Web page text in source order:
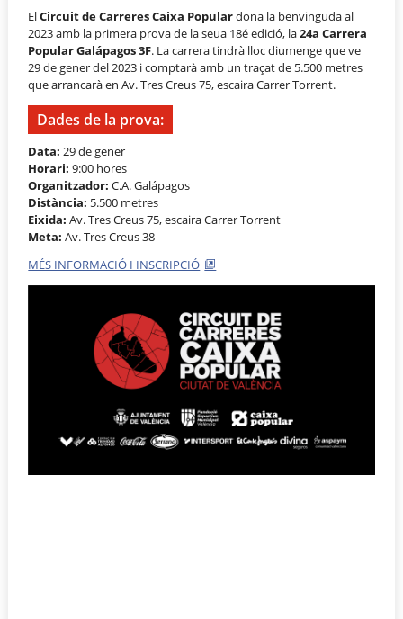
ElCircuit de Carreres Caixa Populardona la benvinguda al
2023 amb la primera prova de la seua 18é edició, la24a Carrera
Popular Galápagos 3F. La carrera tindrà lloc diumenge que ve
29 de gener del 2023 i comptarà amb un traçat de 5.500 metres
que arrancarà en Av. Tres Creus 75, escaira Carrer Torrent.
Dades de la prova:
Data: 29 de gener
Horari: 9:00 hores
Organitzador: C.A. Galápagos
Distància: 5.500 metres
Eixida: Av. Tres Creus 75, escaira Carrer Torrent
Meta: Av. Tres Creus 38
MÉS INFORMACIÓ I INSCRIPCIÓ